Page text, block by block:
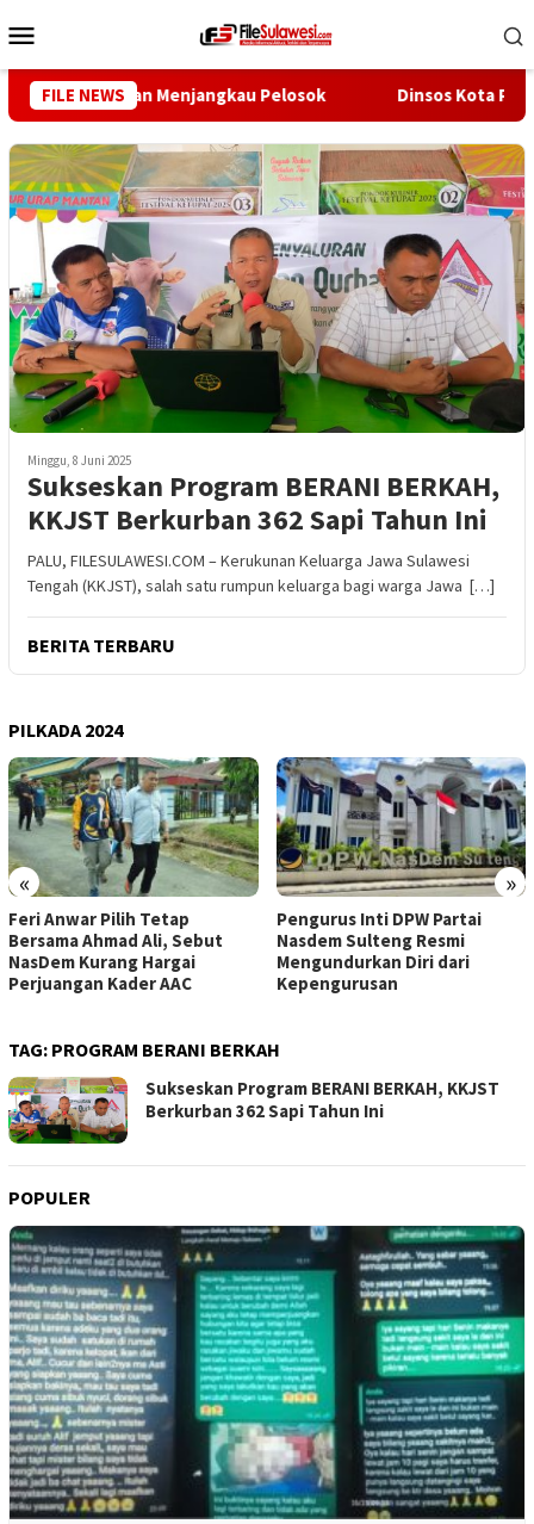
ke
Mobile
FILE NEWSMenjangkau Pelosok Dinsos Kota Palu
Minggu, 8 Juni 2025
Sukseskan Program BERANI BERKAH,
KKJST Berkurban 362 Sapi Tahun Ini
PALU, FILESULAWESI.COM – Kerukunan Keluarga Jawa Sulawesi
Tengah (KKJST), salah satu rumpun keluarga bagi warga Jawa […]
BERITA TERBARU
PILKADA 2024
« »
Feri Anwar Pilih Tetap
Bersama Ahmad Ali, Sebut
NasDem Kurang Hargai
Perjuangan Kader AAC
Pengurus Inti DPW Partai
Nasdem Sulteng Resmi
Mengundurkan Diri dari
Kepengurusan
TAG: PROGRAM BERANI BERKAH
Sukseskan Program BERANI BERKAH, KKJST
Berkurban 362 Sapi Tahun Ini
POPULER